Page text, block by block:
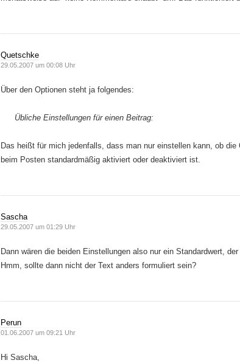
Quetschke
29.05.2007 um 00:08 Uhr
Über den Optionen steht ja folgendes:
Übliche Einstellungen für einen Beitrag:
Das heißt für mich jedenfalls, dass man nur einstellen kann, ob die
beim Posten standardmäßig aktiviert oder deaktiviert ist.
Sascha
29.05.2007 um 01:29 Uhr
Dann wären die beiden Einstellungen also nur ein Standardwert,
Hmm, sollte dann nicht der Text anders formuliert sein?
Perun
01.06.2007 um 09:21 Uhr
Hi Sascha,